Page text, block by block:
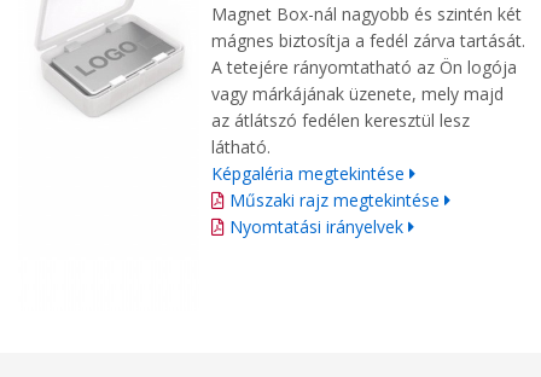
Magnet Box-nál nagyobb és szintén két
mágnes biztosítja a fedél zárva tartását.
A tetejére rányomtatható az Ön logója
vagy márkájának üzenete, mely majd
az átlátszó fedélen keresztül lesz
látható.
Képgaléria megtekintése
Műszaki rajz megtekintése
Nyomtatási irányelvek